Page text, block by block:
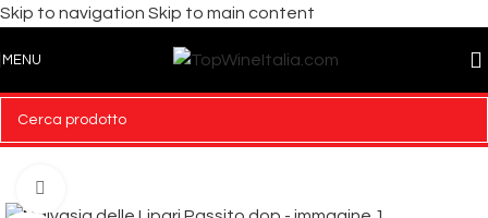
Skip to navigation Skip to main content
MENU